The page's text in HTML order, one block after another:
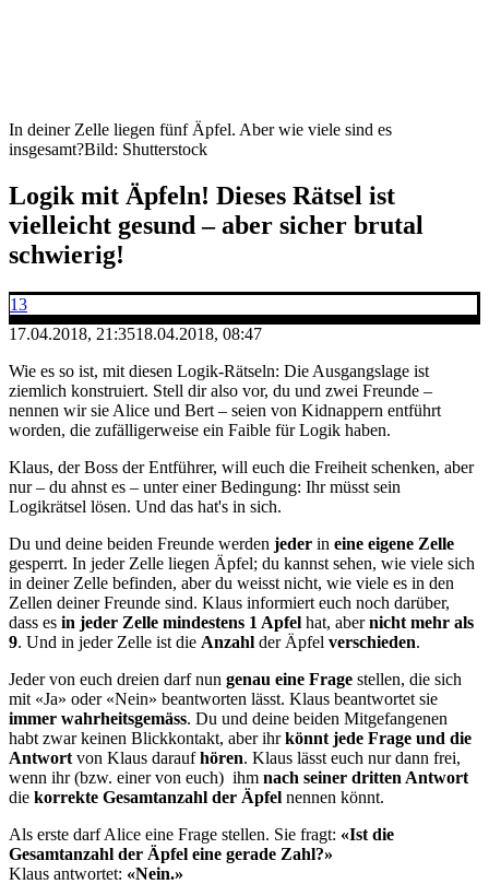
In deiner Zelle liegen fünf Äpfel. Aber wie viele sind es
insgesamt?Bild: Shutterstock
Logik mit Äpfeln! Dieses Rätsel ist
vielleicht gesund – aber sicher brutal
schwierig!
13
17.04.2018, 21:3518.04.2018, 08:47
Wie es so ist, mit diesen Logik-Rätseln: Die Ausgangslage ist
ziemlich konstruiert. Stell dir also vor, du und zwei Freunde –
nennen wir sie Alice und Bert – seien von Kidnappern entführt
worden, die zufälligerweise ein Faible für Logik haben.
Klaus, der Boss der Entführer, will euch die Freiheit schenken, aber
nur – du ahnst es – unter einer Bedingung: Ihr müsst sein
Logikrätsel lösen. Und das hat's in sich.
Du und deine beiden Freunde werden jeder in eine eigene Zelle
gesperrt. In jeder Zelle liegen Äpfel; du kannst sehen, wie viele sich
in deiner Zelle befinden, aber du weisst nicht, wie viele es in den
Zellen deiner Freunde sind. Klaus informiert euch noch darüber,
dass es in jeder Zelle mindestens 1 Apfel hat, abernicht mehr als
9. Und in jeder Zelle ist die Anzahl der Äpfel verschieden.
Jeder von euch dreien darf nun genau eine Frage stellen, die sich
mit «Ja» oder «Nein» beantworten lässt. Klaus beantwortet sie
immer wahrheitsgemäss. Du und deine beiden Mitgefangenen
habt zwar keinen Blickkontakt, aber ihrkönnt jede Frage und die
Antwort von Klaus daraufhören. Klaus lässt euch nur dann frei,
wenn ihr (bzw. einer von euch) ihm nach seiner dritten Antwort
die korrekte Gesamtanzahl der Äpfel nennen könnt.
Als erste darf Alice eine Frage stellen. Sie fragt: «Ist die
Gesamtanzahl der Äpfel eine gerade Zahl?»
Klaus antwortet: «Nein.»